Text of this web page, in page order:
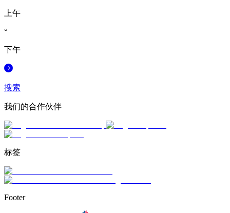
上午
°
下午
搜索
我们的合作伙伴
标签
Footer